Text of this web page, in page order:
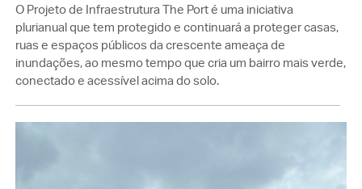
O Projeto de Infraestrutura The Port é uma iniciativa
plurianual que tem protegido e continuará a proteger casas,
ruas e espaços públicos da crescente ameaça de
inundações, ao mesmo tempo que cria um bairro mais verde,
conectado e acessível acima do solo.